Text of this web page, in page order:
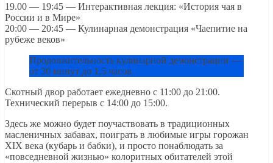
19.00 — 19:45 — Интерактивная лекция: «История чая в
России и в Мире»
20:00 — 20:45 — Кулинарная демонстрация «Чаепитие на
рубеже веков»
Продолжительность кулинарной демонстрации —
от 30 минут до 1,5 часов
Скотный двор работает ежедневно с 11:00 до 21:00.
Технический перерыв с 14:00 до 15:00.
Здесь же можно будет поучаствовать в традиционных
масленичных забавах, поиграть в любимые игры горожан
XIX века (кубарь и бабки), и просто понаблюдать за
«повседневной жизнью» колоритных обитателей этой